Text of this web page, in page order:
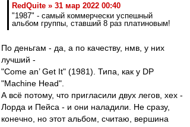
RedQuite » 31 мар 2022 00:40
"1987" - самый коммерчески успешный
альбом группы, ставший 8 раз платиновым!
По деньгам - да, а по качеству, нмв, у них
лучший -
"Come an’ Get It" (1981). Типа, как у DP
"Machine Head".
А всё потому, что пригласили двух легов, хех -
Лорда и Пейса - и они наладили. Не сразу,
конечно, но этот альбом, считаю, вершина